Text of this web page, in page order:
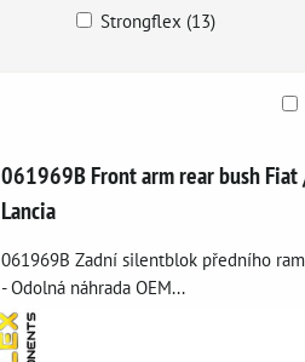
Strongflex (13)
061969B Front arm rear bush Fiat
Lancia
061969B Zadní silentblok předního
- Odolná náhrada OEM...